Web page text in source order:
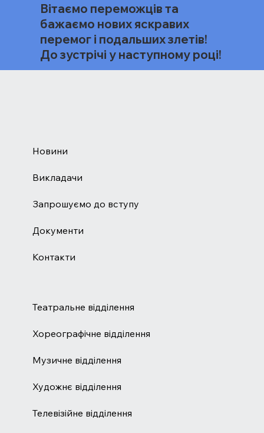
Вітаємо переможців та
бажаємо нових яскравих
перемог і подальших злетів!
До зустрічі у наступному році!
Новини
Викладачи
Запрошуємо до вступу
Документи
Контакти
Театральне відділення
Хореографічне відділення
Музичне відділення
Художнє відділення
Телевізійне відділення